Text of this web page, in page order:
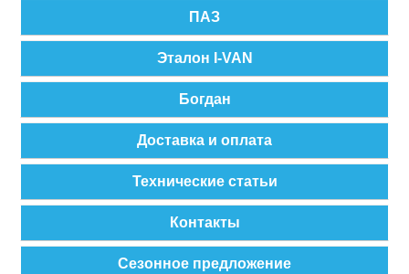
ПАЗ
Эталон I-VAN
Богдан
Доставка и оплата
Технические статьи
Контакты
Сезонное предложение